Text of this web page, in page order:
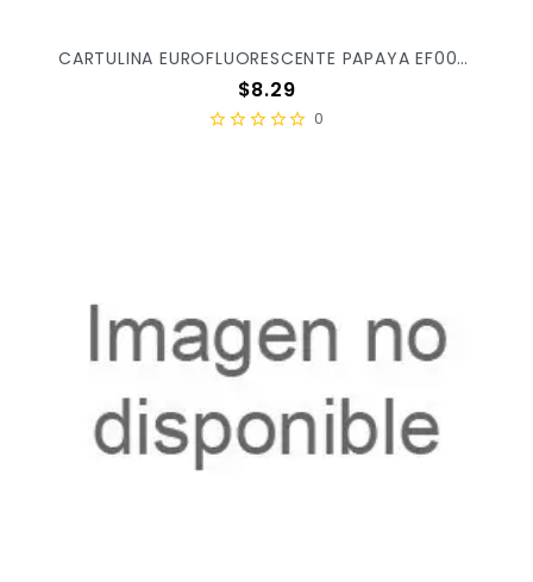
CARTULINA EUROFLUORESCENTE PAPAYA EF0043 X/100
Precio
$8.29
0